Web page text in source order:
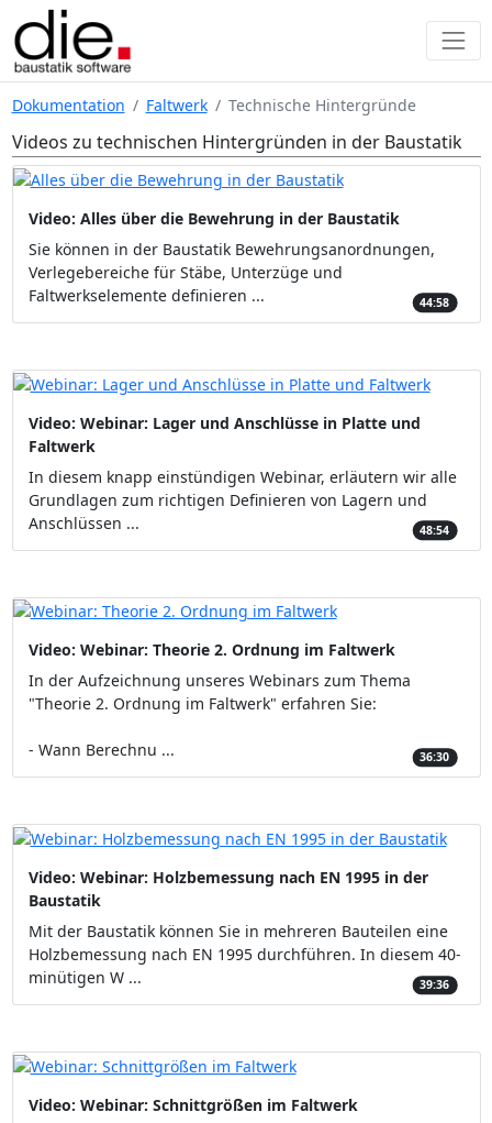
Dokumentation Faltwerk Technische Hintergründe
Videos zu technischen Hintergründen in der Baustatik
Video: Alles über die Bewehrung in der Baustatik
Sie können in der Baustatik Bewehrungsanordnungen,
Verlegebereiche für Stäbe, Unterzüge und
Faltwerkselemente definieren ...
44:58
Video: Webinar: Lager und Anschlüsse in Platte und
Faltwerk
In diesem knapp einstündigen Webinar, erläutern wir alle
Grundlagen zum richtigen Definieren von Lagern und
Anschlüssen ...
48:54
Video: Webinar: Theorie 2. Ordnung im Faltwerk
In der Aufzeichnung unseres Webinars zum Thema
"Theorie 2. Ordnung im Faltwerk" erfahren Sie:
- Wann Berechnu ... 36:30
Video: Webinar: Holzbemessung nach EN 1995 in der
Baustatik
Mit der Baustatik können Sie in mehreren Bauteilen eine
Holzbemessung nach EN 1995 durchführen. In diesem 40-
minütigen W ...
39:36
Video: Webinar: Schnittgrößen im Faltwerk